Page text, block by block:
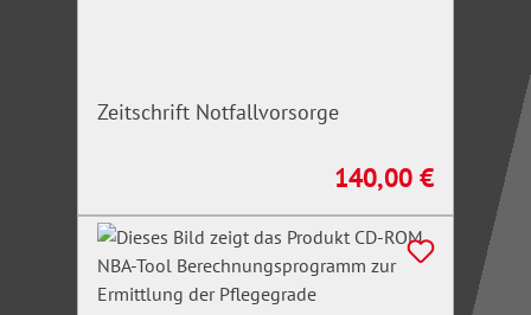
Zeitschrift Notfallvorsorge
Regulärer Preis:
140,00 €